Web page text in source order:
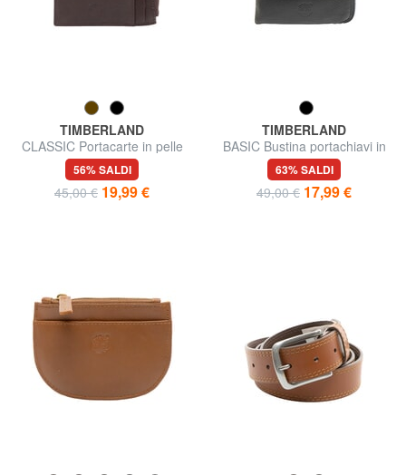
TIMBERLAND
CLASSIC Portacarte in pelle
con portamonete
56% SALDI
45,00 € 19,99 €
TIMBERLAND
BASIC Bustina portachiavi in
pelle con zip
63% SALDI
49,00 € 17,99 €